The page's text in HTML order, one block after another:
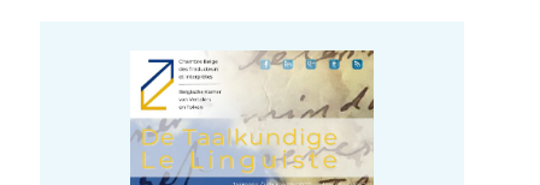
De Taalkundige – Le
Linguiste 2023-3-4